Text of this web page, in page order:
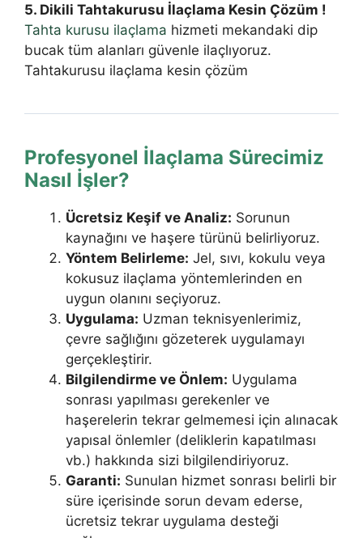
5. Dikili Tahtakurusu İlaçlama Kesin Çözüm !
Tahta kurusu ilaçlama hizmeti mekandaki dip
bucak tüm alanları güvenle ilaçlıyoruz.
Tahtakurusu ilaçlama kesin çözüm
Profesyonel İlaçlama Sürecimiz
Nasıl İşler?
Ücretsiz Keşif ve Analiz: Sorunun
kaynağını ve haşere türünü belirliyoruz.
Yöntem Belirleme: Jel, sıvı, kokulu veya
kokusuz ilaçlama yöntemlerinden en
uygun olanını seçiyoruz.
Uygulama: Uzman teknisyenlerimiz,
çevre sağlığını gözeterek uygulamayı
gerçekleştirir.
Bilgilendirme ve Önlem: Uygulama
sonrası yapılması gerekenler ve
haşerelerin tekrar gelmemesi için alınacak
yapısal önlemler (deliklerin kapatılması
vb.) hakkında sizi bilgilendiriyoruz.
Garanti: Sunulan hizmet sonrası belirli bir
süre içerisinde sorun devam ederse,
ücretsiz tekrar uygulama desteği